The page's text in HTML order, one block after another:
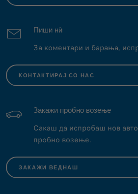
Пиши нѝ
За коментари и барања,
КОНТАКТИРАЈ СО НАС
Закажи пробно возење
Сакаш да испробаш нов
пробно возење.
ЗАКАЖИ ВЕДНАШ